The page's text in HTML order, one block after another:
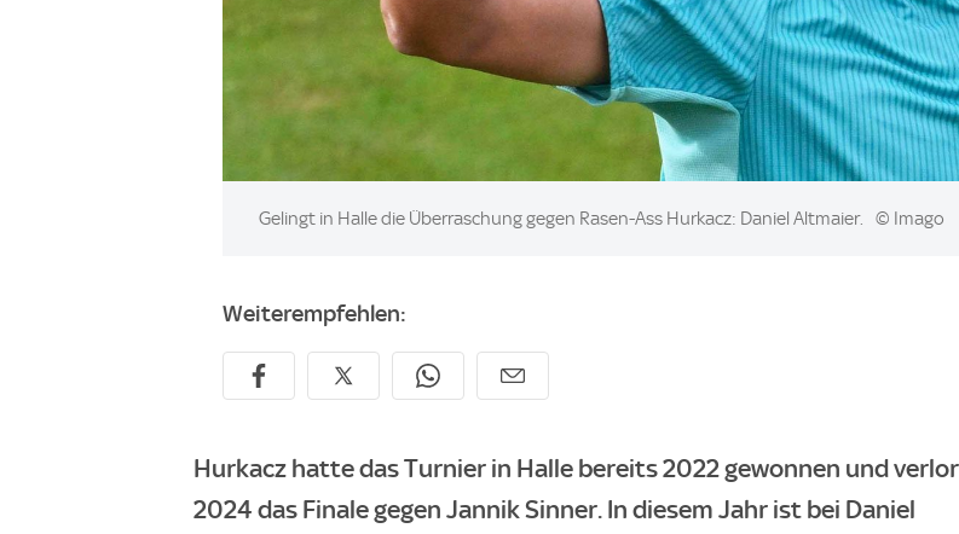
Image:
Gelingt in Halle die Überraschung gegen Rasen-Ass Hurkacz: Daniel Altmaier. © Imago
Weiterempfehlen:
Hurkacz hatte das Turnier in Halle bereits 2022 gewonnen und verlor
2024 das Finale gegen Jannik Sinner. In diesem Jahr ist bei Daniel